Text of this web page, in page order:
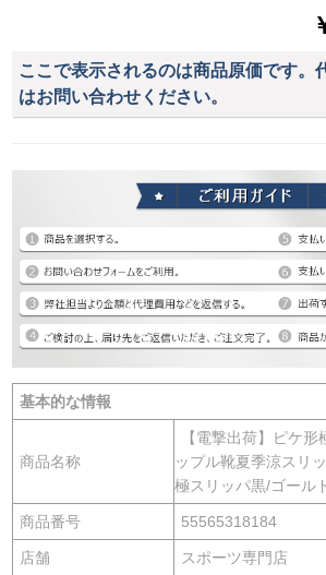
ここで表示されるのは商品原価です。
はお問い合わせください。
基本的な情報
商品名称
【電撃出荷】ピケ
ップル靴夏季涼スリ
極スリッパ黒/ゴール
商品番号 55565318184
店舗 スポーツ専門店